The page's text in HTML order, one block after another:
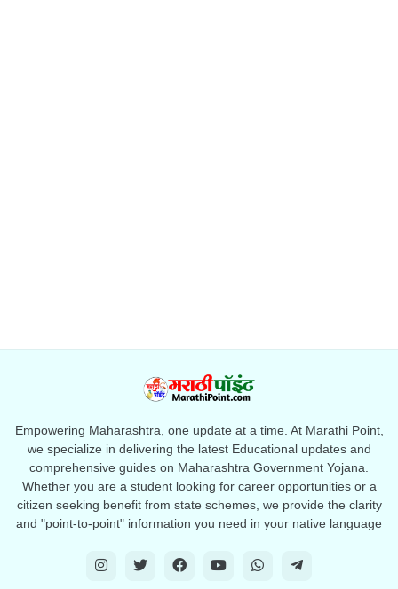
we specialize in delivering the latest Educational updates and
comprehensive guides on Maharashtra Government Yojana.
Whether you are a student looking for career opportunities or a
citizen seeking benefit from state schemes, we provide the clarity
and "point-to-point" information you need in your native language